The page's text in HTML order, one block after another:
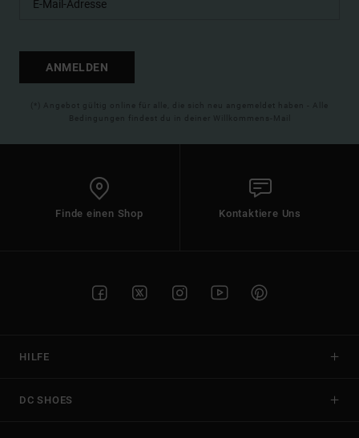
ANMELDEN
(*) Angebot gültig online für alle, die sich neu angemeldet haben - Alle
Bedingungen findest du in deiner Willkommens-Mail
Finde einen Shop Kontaktiere Uns
HILFE
DC SHOES